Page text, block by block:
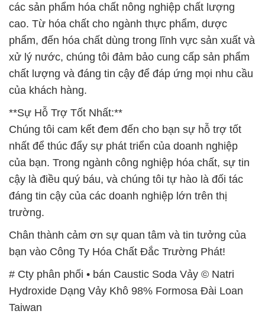
các sản phẩm hóa chất nông nghiệp chất lượng
cao. Từ hóa chất cho ngành thực phẩm, dược
phẩm, đến hóa chất dùng trong lĩnh vực sản xuất và
xử lý nước, chúng tôi đảm bảo cung cấp sản phẩm
chất lượng và đáng tin cậy để đáp ứng mọi nhu cầu
của khách hàng.
**Sự Hỗ Trợ Tốt Nhất:**
Chúng tôi cam kết đem đến cho bạn sự hỗ trợ tốt
nhất để thúc đẩy sự phát triển của doanh nghiệp
của bạn. Trong ngành công nghiệp hóa chất, sự tin
cậy là điều quý báu, và chúng tôi tự hào là đối tác
đáng tin cậy của các doanh nghiệp lớn trên thị
trường.
Chân thành cảm ơn sự quan tâm và tin tưởng của
bạn vào Công Ty Hóa Chất Đắc Trường Phát!
# Cty phân phối • bán Caustic Soda Vảy © Natri
Hydroxide Dạng Vảy Khô 98% Formosa Đài Loan
Taiwan